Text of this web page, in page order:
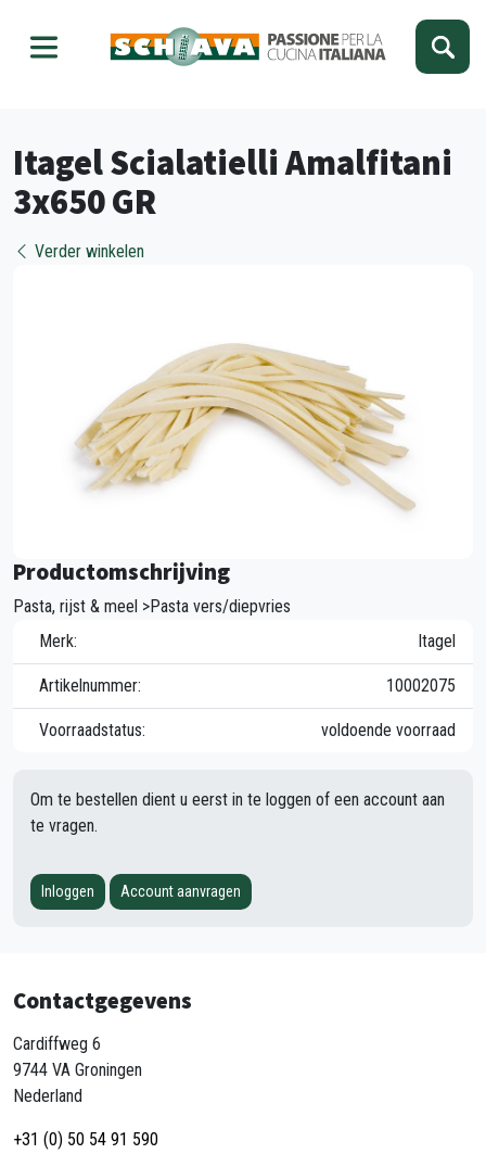
Itagel Scialatielli Amalfitani
3x650 GR
Verder winkelen
Productomschrijving
Pasta, rijst & meel >Pasta vers/diepvries
Merk:
Itagel
Artikelnummer: 10002075
Voorraadstatus: voldoende voorraad
Om te bestellen dient u eerst in te loggen of een account aan
te vragen.
Inloggen Account aanvragen
Contactgegevens
Cardiffweg 6
9744 VA Groningen
Nederland
+31 (0) 50 54 91 590